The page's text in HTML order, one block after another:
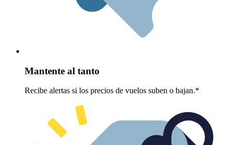
Mantente al tanto
Recibe alertas si los precios de vuelos suben o bajan.*